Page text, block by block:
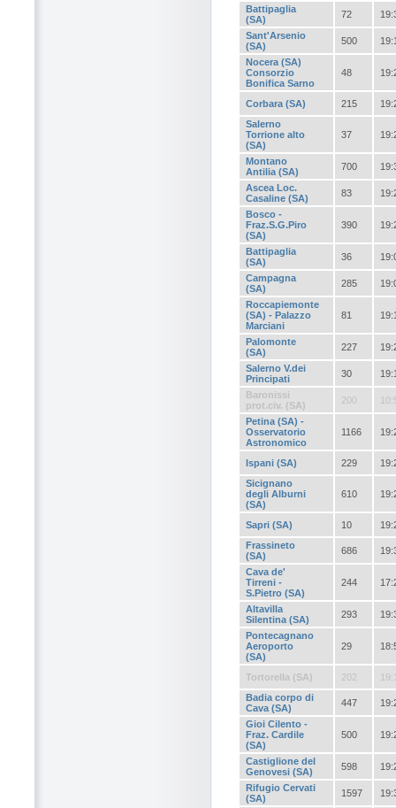
Battipaglia
(SA)
72
Sant'Arsenio
(SA)
500
Nocera (SA)
Consorzio
Bonifica Sarno
48
Corbara (SA) 215
Salerno
Torrione alto
(SA)
37
Montano
Antilia (SA)
700
Ascea Loc.
Casaline (SA)
83
Bosco -
Fraz.S.G.Piro
(SA)
390
Battipaglia
(SA)
36
Campagna
(SA)
285
Roccapiemonte
(SA) - Palazzo
Marciani
81
Palomonte
(SA)
227
Salerno V.dei
Principati
30
Baronissi
prot.civ. (SA)
200
Petina (SA) -
Osservatorio
Astronomico
1166
Ispani (SA) 229
Sicignano
degli Alburni
(SA)
610
Sapri (SA) 10
Frassineto
(SA)
686
Cava de'
Tirreni -
S.Pietro (SA)
244
Altavilla
Silentina (SA)
293
Pontecagnano
Aeroporto
(SA)
29
Tortorella (SA) 202
Badia corpo di
Cava (SA)
447
Gioi Cilento -
Fraz. Cardile
(SA)
500
Castiglione del
Genovesi (SA)
598
Rifugio Cervati
(SA)
1597